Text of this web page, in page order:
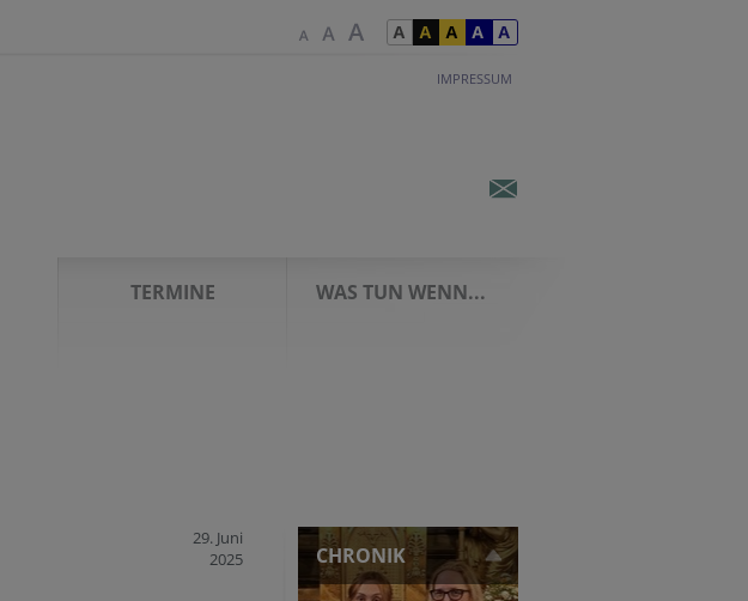
IMPRESSUM
TERMINE WAS TUN WENN...
29. Juni
2025
CHRONIK